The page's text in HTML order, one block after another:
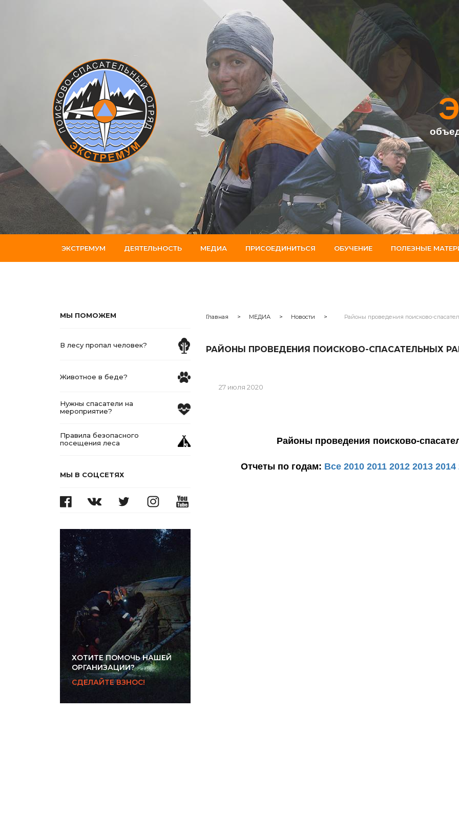
ЭКСТРЕМУМ ДЕЯТЕЛЬНОСТЬ МЕДИА ПРИСОЕДИНИТЬСЯ ОБУЧЕНИЕ ПОЛЕЗНЫЕ
МЫ ПОМОЖЕМ
В лесу пропал человек?
Животное в беде?
Нужны спасатели на
мероприятие?
Правила безопасного
посещения леса
МЫ В СОЦСЕТЯХ
ХОТИТЕ ПОМОЧЬ НАШЕЙ
ОРГАНИЗАЦИИ?
СДЕЛАЙТЕ ВЗНОС!
Главная > МЕДИА > Новости > Районы проведения поисково-
РАЙОНЫ ПРОВЕДЕНИЯ ПОИСКОВО-СПАСАТЕЛЬНЫХ
27 июля 2020
Районы проведения поисково-
Отчеты по годам: Все 2010 2011 2012 2013 2014